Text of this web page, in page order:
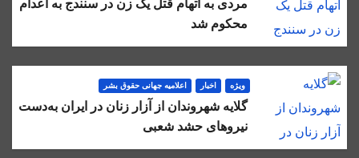
مردی به اتهام قتل یک زن در سنندج به اعدام
محکوم شد
ویژه اخبار اعلاميه جهانی حقوق بشر
گلایه شهروندان از آزار زنان در ایران به‌دست
نیروهای حشد شعبی